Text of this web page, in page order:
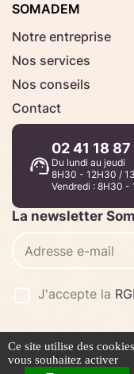
SOMADEM
Notre entreprise
Nos services
Nos conseils
Contact
02 41 18
Du lundi au jeudi
8H30 - 12H30 /
Vendredi : 8H30 -
La newsletter
J'accepte la
Mentions légales
Ce site utilise des
vous souhaitez activer